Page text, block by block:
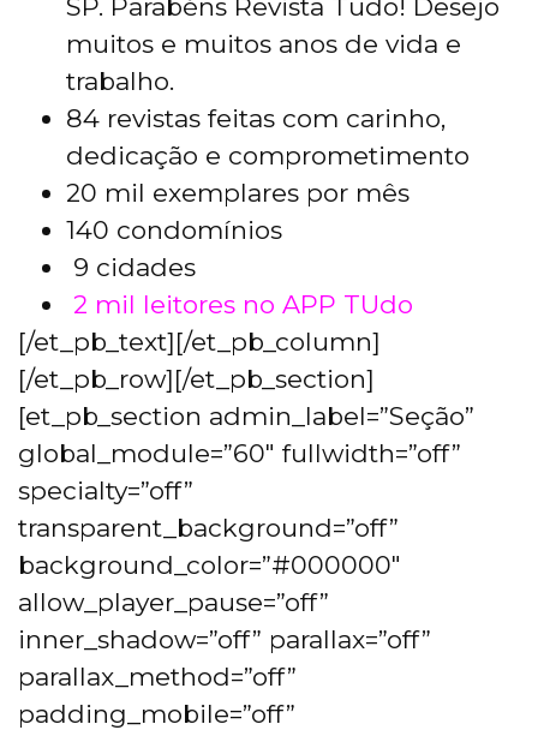
SP. Parabéns Revista Tudo! Desejo
muitos e muitos anos de vida e
trabalho.
84 revistas feitas com carinho,
dedicação e comprometimento
20 mil exemplares por mês
140 condomínios
9 cidades
2 mil leitores no APP TUdo
[/et_pb_text][/et_pb_column]
[/et_pb_row][/et_pb_section]
[et_pb_section admin_label=”Seção”
global_module=”60″ fullwidth=”off”
specialty=”off”
transparent_background=”off”
background_color=”#000000″
allow_player_pause=”off”
inner_shadow=”off” parallax=”off”
parallax_method=”off”
padding_mobile=”off”